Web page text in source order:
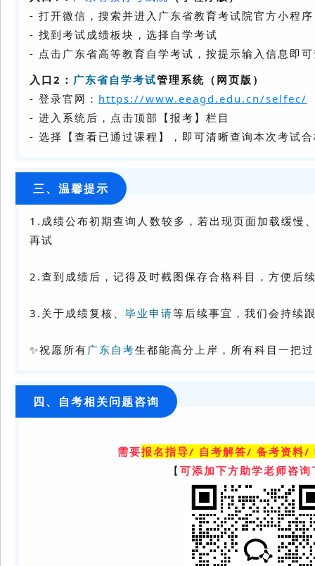
- 打开微信，搜索并进入广东省教育考试院官方小程序
- 找到考试成绩板块，选择自学考试
- 点击广东省高等教育自学考试，按提示输入信息即
入口2： 广东省自学考试管理系统（网页版）
- 登录官网： https://www.eeagd.edu.cn/selfec/
- 进入系统后，点击顶部【报考】栏目
- 选择【查看已通过课程】，即可清晰查询本次考试
三、温馨提示
1.成绩公布初期查询人数较多，若出现页面加载缓慢
再试
2.查到成绩后，记得及时截图保存合格科目，方便后
3.关于成绩复核、 毕业申请等后续事宜，我们会持续
✨祝愿所有广东自考生都能高分上岸，所有科目一把
四、自考相关问题咨询
需要报名指导/ 自考解答/ 备考资料/
【 可添加下方助学老师咨询